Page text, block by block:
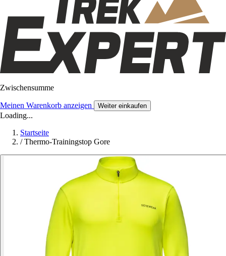
Zwischensumme
Meinen Warenkorb anzeigen Weiter einkaufen
Loading...
Startseite
/ Thermo-Trainingstop Gore